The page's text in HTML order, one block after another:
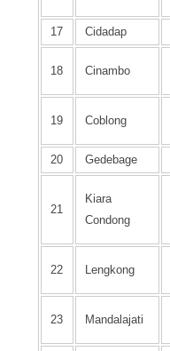
17 Cidadap
18 Cinambo
19 Coblong
20 Gedebage
21
Kiara
Condong
22 Lengkong
23 Mandalajati